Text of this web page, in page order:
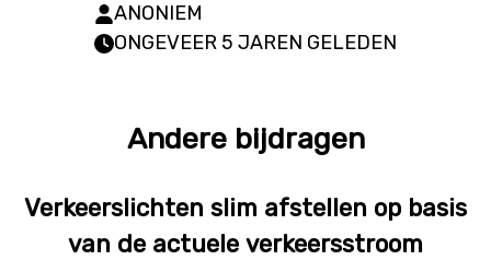
ANONIEM
ONGEVEER 5 JAREN GELEDEN
Andere bijdragen
Verkeerslichten slim afstellen op basis
van de actuele verkeersstroom